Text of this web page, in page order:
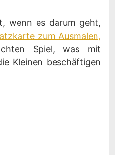
wenn es darum geht,
zum Ausmalen,
Spiel, was mit
Kleinen beschäftigen